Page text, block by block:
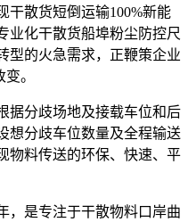
干散货短倒运输100%新能
业化干散货船埠粉尘防控尺
型的火急需求，正鞭策企业
。
分歧场地及接载车位和后
想分歧车位数量及全程输送
物料传送的环保、快速、平
是专注于干散物料口岸曲